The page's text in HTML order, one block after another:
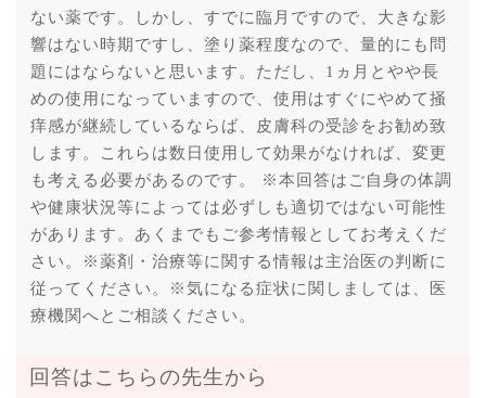
ない薬です。しかし、すでに臨月ですので、大きな影
響はない時期ですし、塗り薬程度なので、量的にも問
題にはならないと思います。ただし、1ヵ月とやや長
めの使用になっていますので、使用はすぐにやめて掻
痒感が継続しているならば、皮膚科の受診をお勧め致
します。これらは数日使用して効果がなければ、変更
も考える必要があるのです。 ※本回答はご自身の体調
や健康状況等によっては必ずしも適切ではない可能性
があります。あくまでもご参考情報としてお考えくだ
さい。※薬剤・治療等に関する情報は主治医の判断に
従ってください。※気になる症状に関しましては、医
療機関へとご相談ください。
回答はこちらの先生から